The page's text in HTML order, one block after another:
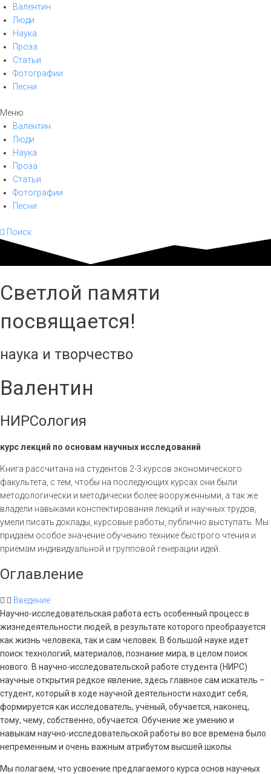
Валентин
Люди
Наука
Проза
Статьи
Фотографии
Песни
Меню
Валентин
Люди
Наука
Проза
Статьи
Фотографии
Песни
Поиск
Светлой памяти
посвящается!
наука и творчество
Валентин
НИРСология
курс лекций по основам научных исследований
Книга рассчитана на студентов 2-3 курсов экономического
факультета, с тем, чтобы на последующих курсах они были
методологически и методически более вооруженными, а так же
владели навыками конспектирования лекций и научных трудов,
умели писать доклады, курсовые работы, публично выступать. Мы
придаём особое значение обучению технике быстрого чтения и
приёмам индивидуальной и групповой генерации идей.
Оглавление
Введение
Научно-исследовательская работа есть особенный процесс в
жизнедеятельности людей, в результате которого преобразуется
как жизнь человека, так и сам человек. В большой науке идет
поиск технологий, материалов, познание мира, в целом поиск
нового. В научно-исследовательской работе студента (НИРС)
научные открытия редкое явление, здесь главное сам искатель –
студент, который в ходе научной деятельности находит себя,
формируется как исследователь, учёный, обучается, наконец,
тому, чему, собственно, обучается. Обучение же умению и
навыкам научно-исследовательской работы во все времена было
непременным и очень важным атрибутом высшей школы.
Мы полагаем, что усвоение предлагаемого курса основ научных